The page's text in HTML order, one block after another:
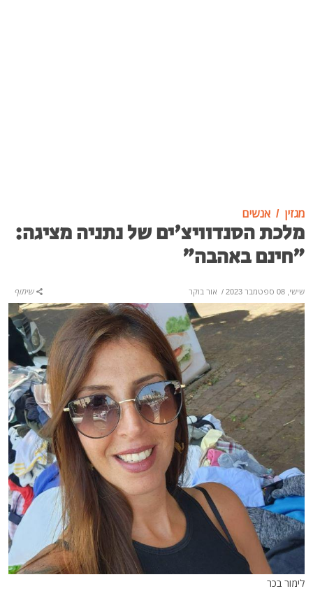
מגזין אנשים
מלכת הסנדוויצ'ים של נתניה מציגה:
"חינם באהבה"
שישי, 08 ספטמבר 2023 / אור בוקר שיתוף
לימור בכר